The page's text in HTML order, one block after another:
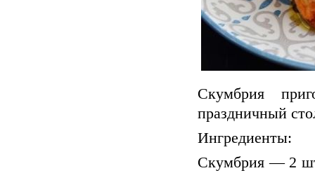
Скумбрия
праздничный
Ингредиенты:
Скумбрия — 2